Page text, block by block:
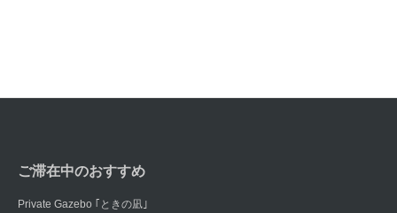
ご滞在中のおすすめ
Private Gazebo ｢ときの凪｣